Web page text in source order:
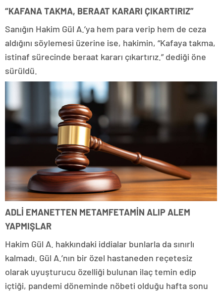
“KAFANA TAKMA, BERAAT KARARI ÇIKARTIRIZ”
Sanığın Hakim Gül A.’ya hem para verip hem de ceza
aldığını söylemesi üzerine ise, hakimin, “Kafaya takma,
istinaf sürecinde beraat kararı çıkartırız.” dediği öne
sürüldü.
ADLİ EMANETTEN METAMFETAMİN ALIP ALEM
YAPMIŞLAR
Hakim Gül A. hakkındaki iddialar bunlarla da sınırlı
kalmadı. Gül A.’nın bir özel hastaneden reçetesiz
olarak uyuşturucu özelliği bulunan ilaç temin edip
içtiği, pandemi döneminde nöbeti olduğu hafta sonu